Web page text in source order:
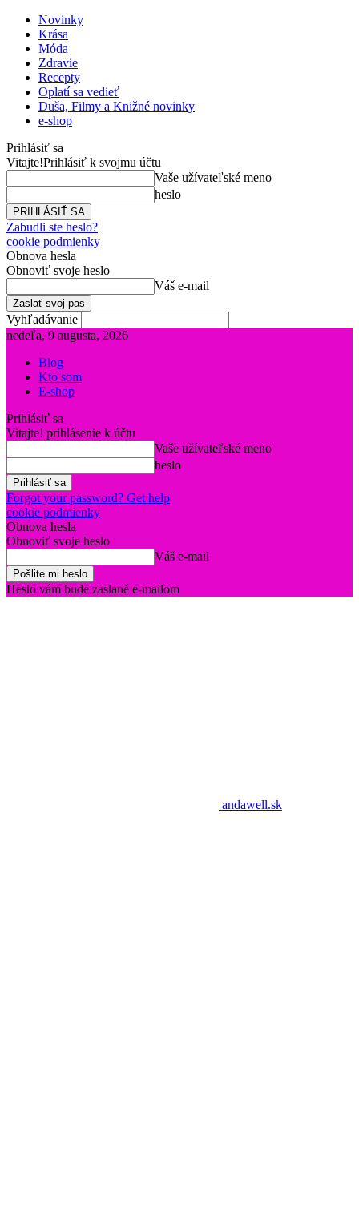
Novinky
Krása
Móda
Zdravie
Recepty
Oplatí sa vedieť
Duša, Filmy a Knižné novinky
e-shop
Prihlásiť sa
Vitajte!Prihlásiť k svojmu účtu
Vaše užívateľské meno
heslo
Zabudli ste heslo?
cookie podmienky
Obnova hesla
Obnoviť svoje heslo
Váš e-mail
Vyhľadávanie
nedeľa, 9 augusta, 2026
Blog
Kto som
E-shop
Prihlásiť sa
Vitajte! prihlásenie k účtu
Vaše užívateľské meno
heslo
Forgot your password? Get help
cookie podmienky
Obnova hesla
Obnoviť svoje heslo
Váš e-mail
Heslo vám bude zaslané e-mailom
andawell.sk